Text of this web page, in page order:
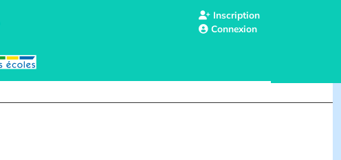
Inscription
Connexion